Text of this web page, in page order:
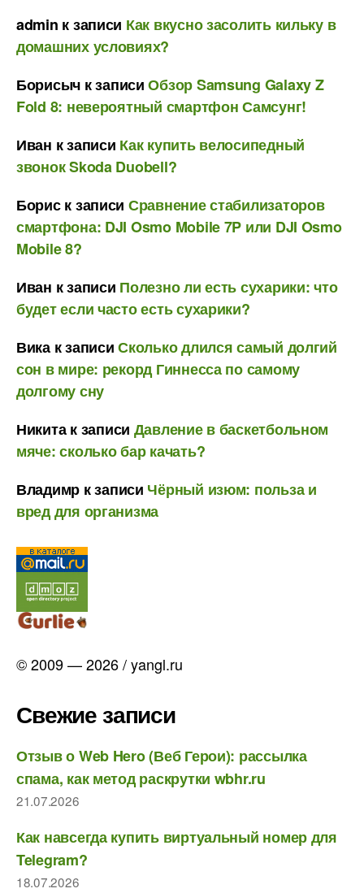
admin к записи Как вкусно засолить кильку в
домашних условиях?
Борисыч к записиОбзор Samsung Galaxy Z
Fold 8: невероятный смартфон Самсунг!
Иван к записи Как купить велосипедный
звонок Skoda Duobell?
Бориск записи Сравнение стабилизаторов
смартфона: DJI Osmo Mobile 7P или DJI Osmo
Mobile 8?
Иван к записи Полезно ли есть сухарики: что
будет если часто есть сухарики?
Викак записиСколько длился самый долгий
сон в мире: рекорд Гиннесса по самому
долгому сну
Никитак записи Давление в баскетбольном
мяче: сколько бар качать?
Владимр к записи Чёрный изюм: польза и
вред для организма
© 2009 — 2026 / yangl.ru
Свежие записи
Отзыв о Web Hero (Веб Герои): рассылка
спама, как метод раскрутки wbhr.ru
21.07.2026
Как навсегда купить виртуальный номер для
Telegram?
18.07.2026